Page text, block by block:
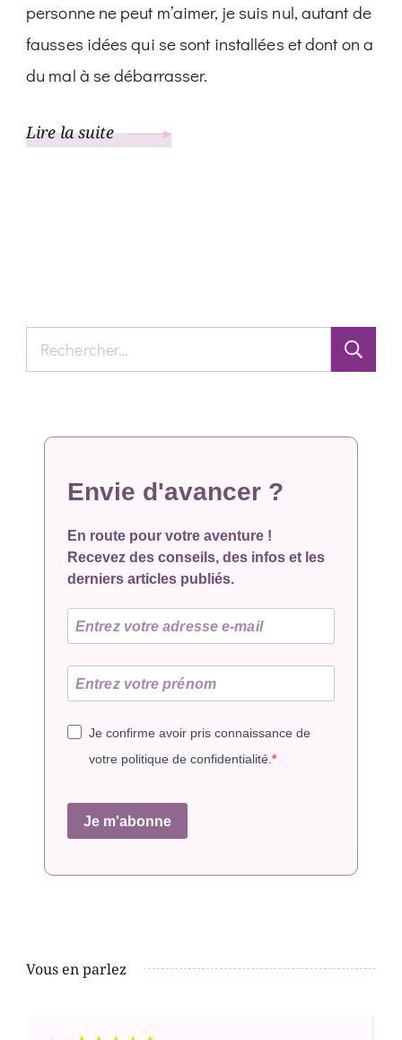
personne ne peut m’aimer, je suis nul, autant de
fausses idées qui se sont installées et dont on a
du mal à se débarrasser.
Lire la suite
Rechercher :
Envie d'avancer ?
En route pour votre aventure !
Recevez des conseils, des infos et les
derniers articles publiés.
Je confirme avoir pris connaissance de
votre politique de confidentialité.
Je m'abonne
Vous en parlez